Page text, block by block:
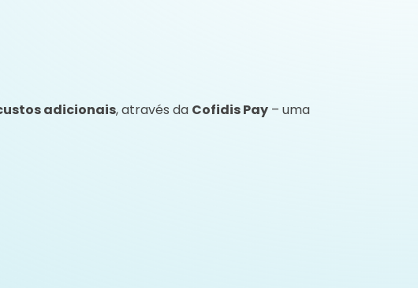
adicionais, através da Cofidis Pay – uma